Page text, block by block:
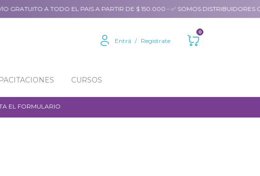
GRATUITO A TODO EL PAIS A PARTIR DE $ 150.000 - ✅ SOMOS DISTRIBUIDORES
Entrá / Registrate
0
CURSOS
EL FORMULARIO